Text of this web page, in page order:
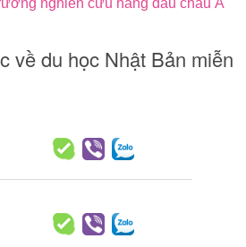
về du học Nhật Bản miễn